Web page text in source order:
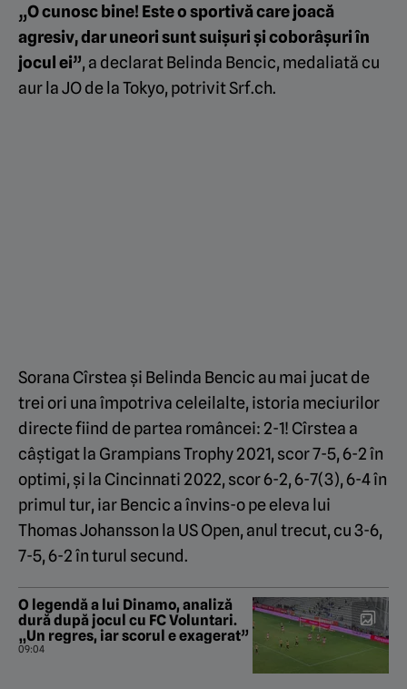
„O cunosc bine! Este o sportivă care joacă
agresiv, dar uneori sunt suișuri și coborâșuri în
jocul ei”, a declarat Belinda Bencic, medaliată cu
aur la JO de la Tokyo, potrivitSrf.ch.
Sorana Cîrstea și Belinda Bencic au mai jucat de
trei ori una împotriva celeilalte, istoria meciurilor
directe fiind de partea româncei: 2-1! Cîrstea a
câștigat la Grampians Trophy 2021, scor 7-5, 6-2 în
optimi, și la Cincinnati 2022, scor 6-2, 6-7(3), 6-4 în
primul tur, iar Bencic a învins-o pe eleva lui
Thomas Johansson la US Open, anul trecut, cu 3-6,
7-5, 6-2 în turul secund.
O legendă a lui Dinamo, analiză
dură după jocul cu FC Voluntari.
„Un regres, iar scorul e exagerat”
09:04